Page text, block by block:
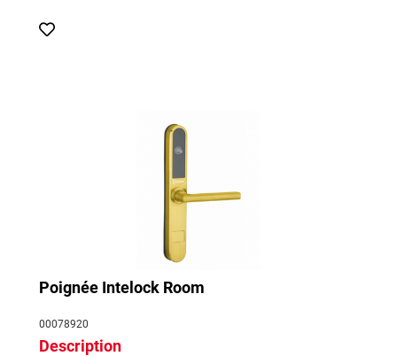
Poignée Intelock Room
00078920
Description